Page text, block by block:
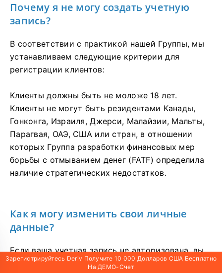
Почему я не могу создать учетную
запись?
В соответствии с практикой нашей Группы, мы
устанавливаем следующие критерии для
регистрации клиентов:
Клиенты должны быть не моложе 18 лет.
Клиенты не могут быть резидентами Канады,
Гонконга, Израиля, Джерси, Малайзии, Мальты,
Парагвая, ОАЭ, США или стран, в отношении
которых Группа разработки финансовых мер
борьбы с отмыванием денег (FATF) определила
наличие стратегических недостатков.
Как я могу изменить свои личные
данные?
Если ваша учетная запись не авторизована, вы
можете изменить свое имя, дату рождения или
Зарегистрируйтесь Deriv Получите 10 000 Долларов США Бесплатно
На ДЕМО-Счет